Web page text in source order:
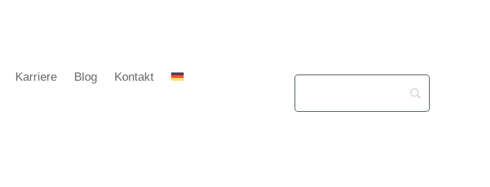
Karriere Blog Kontakt